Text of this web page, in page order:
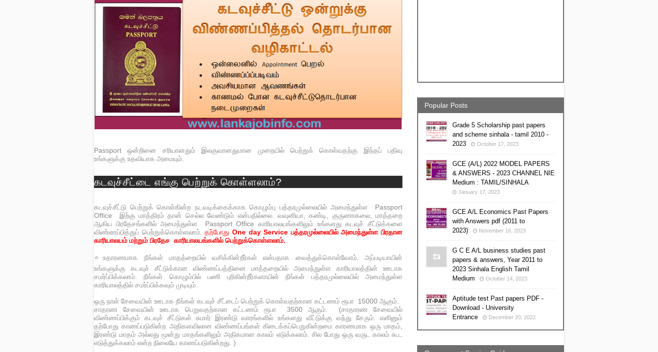
Passport ஒன்றினை சரியானதும் இலகுவானதுமான முறையில் பெற்றுக் கொள்வதற்கு இந்தப் பதிவு
உங்களுக்கு உதவியாக அமையும்.
கடவுச்சீட்டை எங்கு பெற்றுக் கொள்ளலாம்?
கடவுச்சீட்டு பெற்றுக் கொள்கின்ற நடவடிக்கைக்காக கொழும்பு பத்தரமுல்லையில் அமைந்துள்ள Passport
Office இற்கு மாத்திரம் தான் செல்ல வேண்டும் என்பதில்லை. வவுனியா, கண்டி, குருணாகலை, மாத்தறை
ஆகிய பிரதேசங்களில் அமைந்துள்ள Passport Office காரியாலயங்களிலும் உங்களது கடவுச் சீட்டுக்களை
விண்ணப்பித்துப் பெற்றுக்கொள்ளலாம். தற்போது One day Service பத்தரமுல்லையில் அமைந்துள்ள பிரதான
காரியாலயம் மற்றும் பிரதேச காரியாலயங்களில் பெற்றுக்கொள்ளலாம்.
⭐உதாரணமாக நீங்கள் மாதத்றையில் வசிக்கின்றீர்கள் என்பதாக வைத்துக்கொள்வோம். அப்படியாயின்
உங்களுக்கு கடவுச் சீட்டுக்கான விண்ணப்பத்தினை மாத்தறையில் அமைந்துள்ள காரியாலத்தின் ஊடாக
சமர்ப்பிக்கலாம். நீங்கள் கொழும்பில் பணி புரிகின்றீர்களாயின் நீங்கள் பத்தரமுல்லையில் அமைந்துள்ள
காரியாலத்தில் சமர்ப்பிக்கவும் முடியும்.
ஒரு நாள் சேவையின் ஊடாக நீங்கள் கடவுச் சீட்டைப் பெற்றுக் கொள்வதற்கான கட்டணம் ரூபா 15000 ஆகும்.
சாதரண சேவையின் ஊடாக பெறுவதற்கான கட்டணம் ரூபா 3500 ஆகும். (சாதாரண சேவையில்
விண்ணப்பிக்கும் கடவுச் சீட்டுகள் சுமார் இரண்டு வாரங்களில் உங்களது வீட்டுக்கு வந்து சேரும். எனினும்
தற்போது காணப்படுகின்ற அதிகளவிலான விண்ணப்பங்கள் கிடைக்கப்பெறுகின்றமை காரணமாக ஒரு மாதம்,
இரண்டு மாதம் அல்லது மூன்று மாதங்களிலும் அதிகமான காலம் எடுக்கலாம். சில போது ஒரு வருட காலம் கூட
எடுத்துக்கலாம் என்ற நிலையே காணப்படுகின்றது. )
Popular Posts
Grade 5 Scholarship past papers
and scheme sinhala - tamil 2010 -
2023
October 17, 2023
GCE (A/L) 2022 MODEL PAPERS
& ANSWERS - 2023 CHANNEL NIE
Medium : TAMIL/SINHALA
January 17, 2023
GCE A/L Economics Past Papers
with Answers pdf (2011 to
2023)
November 16, 2023
G C E A/L business studies past
papers & answers, Year 2011 to
2023 Sinhala English Tamil
Medium
October 14, 2023
Aptitude test Past papers PDF -
Download - University
Entrance
December 20, 2022